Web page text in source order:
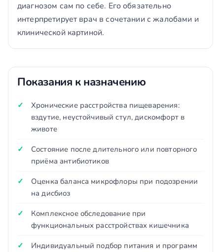
диагнозом сам по себе. Его обязательно
интерпретирует врач в сочетании с жалобами и
клинической картиной.
Показания к назначению
Хронические расстройства пищеварения:
вздутие, неустойчивый стул, дискомфорт в
животе
Состояние после длительного или повторного
приёма антибиотиков
Оценка баланса микрофлоры при подозрении
на дисбиоз
Комплексное обследование при
функциональных расстройствах кишечника
Индивидуальный подбор питания и программ